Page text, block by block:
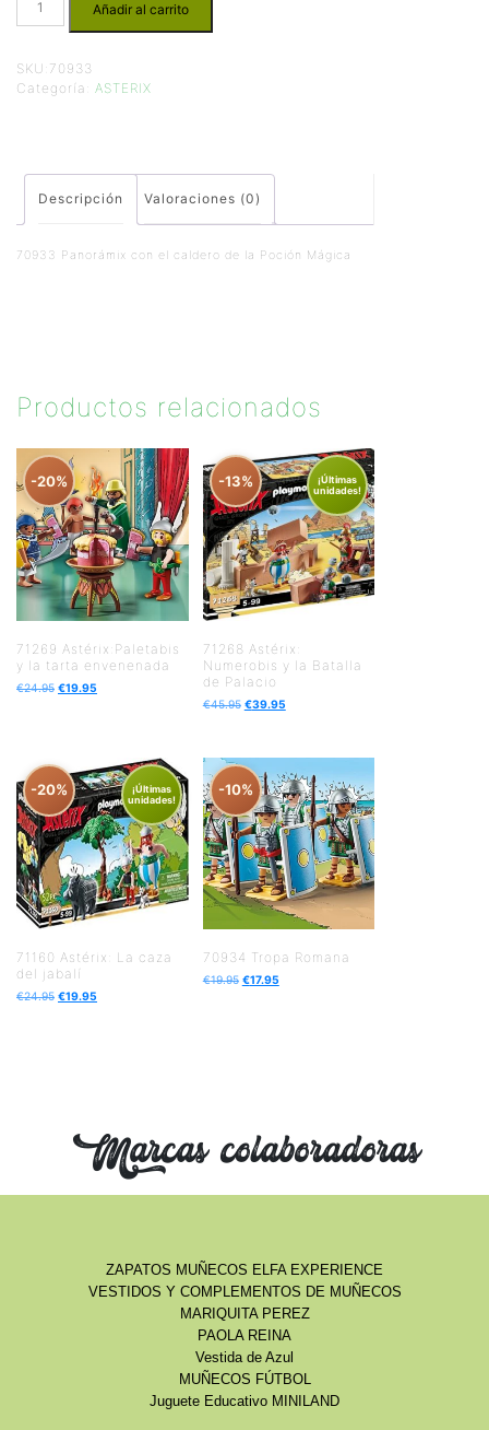
Añadir al carrito
SKU: 70933
Categoría: ASTERIX
Descripción Valoraciones (0)
70933 Panorámix con el caldero de la Poción Mágica
Productos relacionados
-20%
71269 Astérix:Paletabis
y la tarta envenenada
€24.95 €19.95
-13%
¡Últimas
unidades!
71268 Astérix:
Numerobis y la Batalla
de Palacio
€45.95 €39.95
-20%
¡Últimas
unidades!
71160 Astérix: La caza
del jabalí
€24.95 €19.95
-10%
70934 Tropa Romana
€19.95 €17.95
Marcas colaboradoras
ZAPATOS MUÑECOS ELFA EXPERIENCE
VESTIDOS Y COMPLEMENTOS DE MUÑECOS
MARIQUITA PEREZ
PAOLA REINA
Vestida de Azul
MUÑECOS FÚTBOL
Juguete Educativo MINILAND